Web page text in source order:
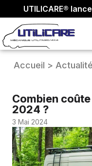
UTILICARE®
Accueil >
Combien
2024 ?
3 Mai 2024